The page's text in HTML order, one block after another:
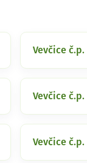
Vevčice č.p.
Vevčice č.p.
Vevčice č.p.